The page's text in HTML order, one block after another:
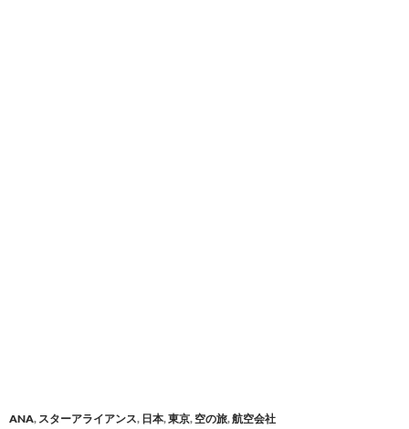
ANA, スターアライアンス, 日本,東京, 空の旅,航空会社